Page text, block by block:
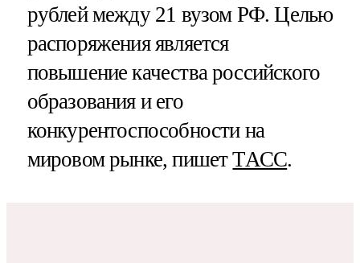
рублей между 21 вузом РФ. Целью
распоряжения является
повышение качества российского
образования и его
конкурентоспособности на
мировом рынке, пишетТАСС.